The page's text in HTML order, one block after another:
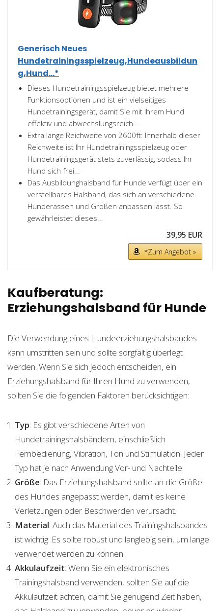
Generisch Neues
Hundetrainingsspielzeug,Hundeausbildun
g,Hund...*
Dieses Hundetrainingsspielzeug bietet mehrere
Funktionsoptionen und ist ein vielseitiges
Hundetrainingsgerät, damit Sie mit Ihrem Hund
effektiv und abwechslungsreich...
Extra lange Reichweite von 2600ft: Innerhalb dieser
Reichweite ist Ihr Hundetrainingsspielzeug oder
Hundetrainingsgerät stets zuverlässig, sodass Ihr
Hund sich frei...
Das Ausbildunghalsband für Hunde verfügt über ein
verstellbares Halsband, das sich an verschiedene
Hunderassen und Größen anpassen lässt. So
gewährleistet dieses...
39,95 EUR
*Zum Angebot »
Kaufberatung:
Erziehungshalsband für Hunde
Die Verwendung eines Hundeerziehungshalsbandes
kann umstritten sein und sollte sorgfältig überlegt
werden. Wenn Sie sich jedoch entscheiden, ein
Erziehungshalsband für Ihren Hund zu verwenden,
sollten Sie die folgenden Faktoren berücksichtigen:
Typ: Es gibt verschiedene Arten von
Hundetrainingshalsbändern, einschließlich
Fernbedienung, Vibration, Ton und Stimulation. Jeder
Typ hat je nach Anwendung Vor- und Nachteile.
Größe: Das Erziehungshalsband sollte an die Größe
des Hundes angepasst werden, damit es keine
Verletzungen oder Beschwerden verursacht.
Material: Auch das Material des Trainingshalsbandes
ist wichtig. Es sollte robust und langlebig sein, um lange
verwendet werden zu können.
Akkulaufzeit: Wenn Sie ein elektronisches
Trainingshalsband verwenden, sollten Sie auf die
Akkulaufzeit achten, damit Sie genügend Zeit haben,